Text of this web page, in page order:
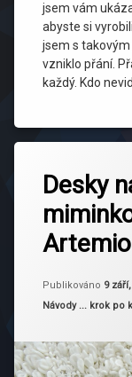
jsem vám
abyste si
jsem s
vzniklo přání.
každý. Kdo
Desky
Publikováno 9
Kategorie:
Návody ... krok po